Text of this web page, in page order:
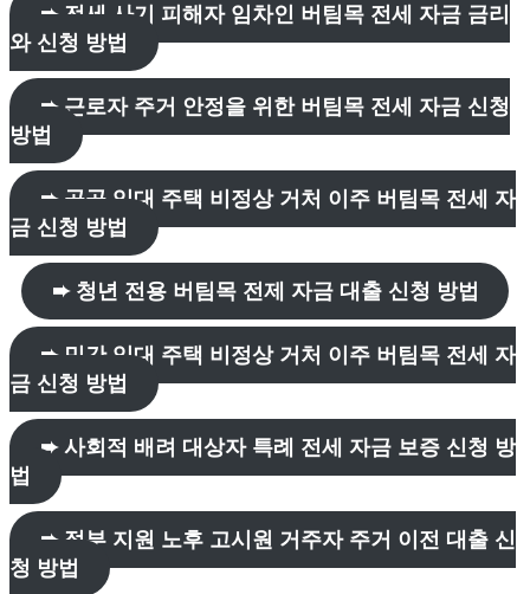
➨ 전세 사기 피해자 임차인 버팀목 전세 자금 금리
와 신청 방법
➨ 근로자 주거 안정을 위한 버팀목 전세 자금 신청
방법
➨ 공공 임대 주택 비정상 거처 이주 버팀목 전세 자
금 신청 방법
➨ 청년 전용 버팀목 전제 자금 대출 신청 방법
➨ 민간 임대 주택 비정상 거처 이주 버팀목 전세 자
금 신청 방법
➨ 사회적 배려 대상자 특례 전세 자금 보증 신청 방
법
➨ 정부 지원 노후 고시원 거주자 주거 이전 대출 신
청 방법